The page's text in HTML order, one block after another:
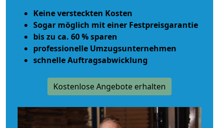
Keine versteckten Kosten
Sogar möglich mit einer Festpreisgarantie
bis zu ca. 60 % sparen
professionelle Umzugsunternehmen
schnelle Auftragsabwicklung
Kostenlose Angebote erhalten